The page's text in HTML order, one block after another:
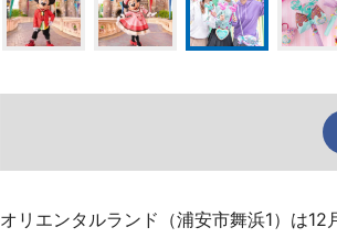
オリエンタルランド（浦安市舞浜1）は